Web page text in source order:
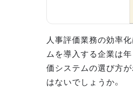
人事評価業務の効率
ムを導入する企業は年
価システムの選び方
はないでしょうか。